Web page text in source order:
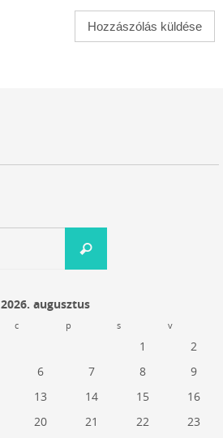
Keress!
2026. augusztus
c p s v
1
2
6 7 8
9
13 14 15
16
20 21 22
23